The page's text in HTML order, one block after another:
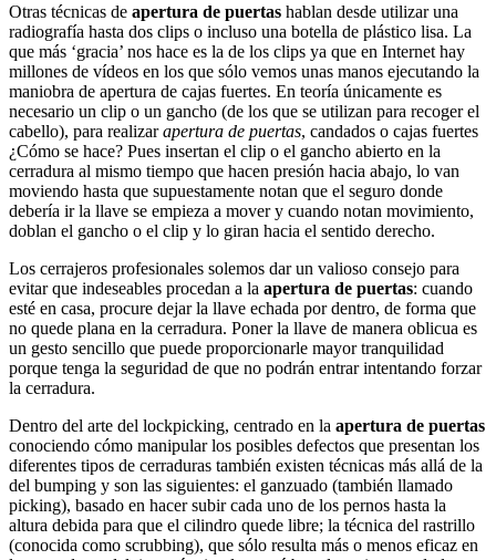
Otras técnicas de apertura de puertas hablan desde utilizar una
radiografía hasta dos clips o incluso una botella de plástico lisa. La
que más ‘gracia’ nos hace es la de los clips ya que en Internet hay
millones de vídeos en los que sólo vemos unas manos ejecutando la
maniobra de apertura de cajas fuertes. En teoría únicamente es
necesario un clip o un gancho (de los que se utilizan para recoger el
cabello), para realizarapertura de puertas, candados o cajas fuertes
¿Cómo se hace? Pues insertan el clip o el gancho abierto en la
cerradura al mismo tiempo que hacen presión hacia abajo, lo van
moviendo hasta que supuestamente notan que el seguro donde
debería ir la llave se empieza a mover y cuando notan movimiento,
doblan el gancho o el clip y lo giran hacia el sentido derecho.
Los cerrajeros profesionales solemos dar un valioso consejo para
evitar que indeseables procedan a la apertura de puertas: cuando
esté en casa, procure dejar la llave echada por dentro, de forma que
no quede plana en la cerradura. Poner la llave de manera oblicua es
un gesto sencillo que puede proporcionarle mayor tranquilidad
porque tenga la seguridad de que no podrán entrar intentando forzar
la cerradura.
Dentro del arte del lockpicking, centrado en la apertura de puertas
conociendo cómo manipular los posibles defectos que presentan los
diferentes tipos de cerraduras también existen técnicas más allá de la
del bumping y son las siguientes: el ganzuado (también llamado
picking), basado en hacer subir cada uno de los pernos hasta la
altura debida para que el cilindro quede libre; la técnica del rastrillo
(conocida como scrubbing), que sólo resulta más o menos eficaz en